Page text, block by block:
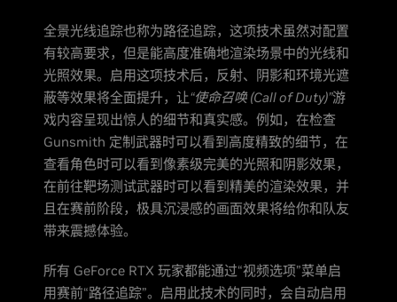
全景光线追踪也称为路径追踪，这项技术虽然对配置
有较高要求，但是能高度准确地渲染场景中的光线和
光照效果。启用这项技术后，反射、阴影和环境光遮
蔽等效果将全面提升，让“使命召唤 (Call of Duty)”游
戏内容呈现出惊人的细节和真实感。例如，在检查
Gunsmith 定制武器时可以看到高度精致的细节，在
查看角色时可以看到像素级完美的光照和阴影效果，
在前往靶场测试武器时可以看到精美的渲染效果，并
且在赛前阶段，极具沉浸感的画面效果将给你和队友
带来震撼体验。
所有 GeForce RTX 玩家都能通过“视频选项”菜单启
用赛前“路径追踪”。启用此技术的同时，会自动启用